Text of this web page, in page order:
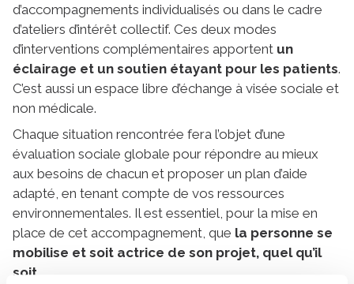
d’accompagnements individualisés ou dans le cadre
d’ateliers d’intérêt collectif. Ces deux modes
d’interventions complémentaires apportent un
éclairage et un soutien étayant pour les patients.
C’est aussi un espace libre d’échange à visée sociale et
non médicale.
Chaque situation rencontrée fera l’objet d’une
évaluation sociale globale pour répondre au mieux
aux besoins de chacun et proposer un plan d’aide
adapté, en tenant compte de vos ressources
environnementales. Il est essentiel, pour la mise en
place de cet accompagnement, que la personne se
mobilise et soit actrice de son projet, quel qu’il
soit